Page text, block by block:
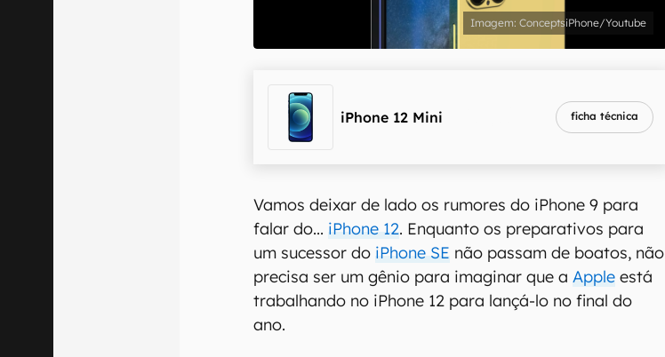
ConceptsiPhone/Youtube
iPhone 12 Mini ficha técnica
Vamos deixar de lado os rumores do iPhone 9 para
falar do... iPhone 12. Enquanto os preparativos para
um sucessor do iPhone SE não passam de boatos, não
precisa ser um gênio para imaginar que aApple está
trabalhando no iPhone 12 para lançá-lo no final do
ano.